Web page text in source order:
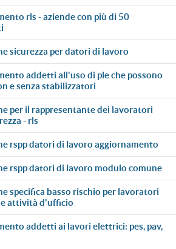
sicurezza per datori di lavoro
e senza stabilizzatori
- rls
rspp datori di lavoro aggiornamento
rspp datori di lavoro modulo comune
attività d'ufficio